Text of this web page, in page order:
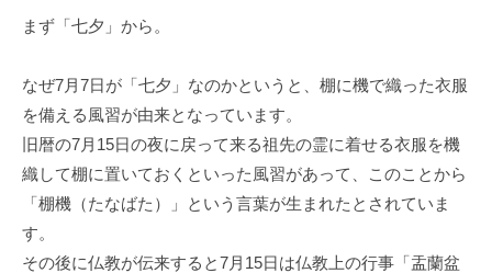
m
まず「七夕」から。
なぜ7月7日が「七夕」なのかというと、棚に機で織った衣服
を備える風習が由来となっています。
旧暦の7月15日の夜に戻って来る祖先の霊に着せる衣服を機
織して棚に置いておくといった風習があって、このことから
「棚機（たなばた）」という言葉が生まれたとされていま
す。
その後に仏教が伝来すると7月15日は仏教上の行事「盂蘭盆